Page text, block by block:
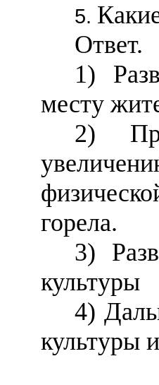
Ответ.
1)
месту
2)
горела.
3)
культуры
4)
культуры